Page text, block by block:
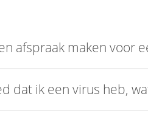
afspraak maken voor
dat ik een virus heb,